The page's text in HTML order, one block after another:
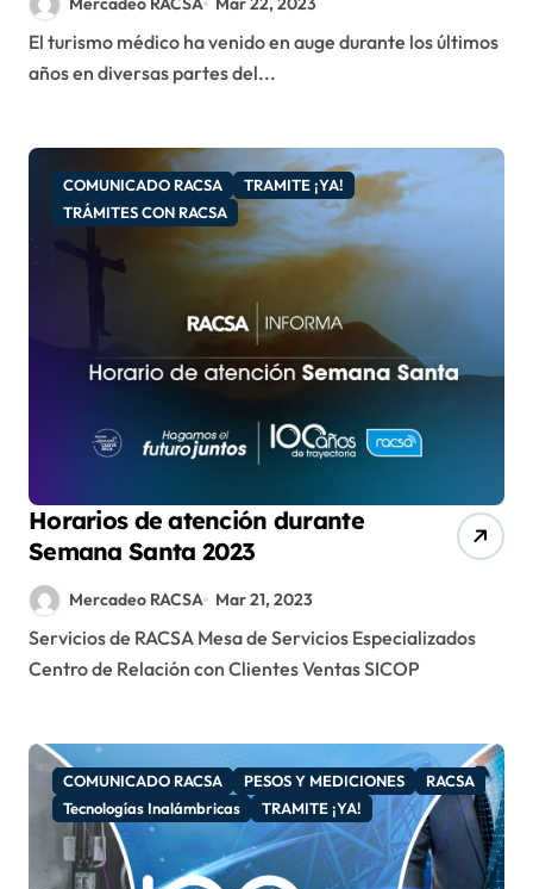
Tramite ¡YA!
El turismo médico ha venido en auge durante los últimos
años en diversas partes del...
COMUNICADO RACSA
TRAMITE ¡YA!
TRÁMITES CON RACSA
Horarios de atención durante
Semana Santa 2023
Mercadeo RACSA Mar 21, 2023
Servicios de RACSA Mesa de Servicios Especializados
Centro de Relación con Clientes Ventas SICOP
COMUNICADO RACSA PESOS Y MEDICIONES
RACSA
Tecnologías Inalámbricas
TRAMITE ¡YA!